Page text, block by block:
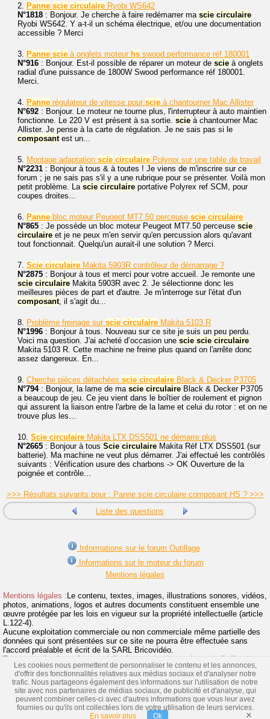
Vidéos|Location Outillage|Liens|Tout l'outillage|
Fabricants|Images
2. Panne scie circulaire Ryobi WS642
N°1818 : Bonjour. Je cherche à faire redémarrer ma scie circulaire
Ryobi WS642. Y a-t-il un schéma électrique, et/ou une documentation
accessible ? Merci
3. Panne scie à onglets moteur hs swood performance réf 180001
N°916 : Bonjour. Est-il possible de réparer un moteur de scie à onglets
radial d'une puissance de 1800W Swood performance réf 180001.
Merci.
4. Panne régulateur de vitesse pour scie à chantourner Mac Allister
N°692 : Bonjour. Le moteur ne tourne plus, l'interrupteur à auto maintien
fonctionne. Le 220 V est présent à sa sortie. scie à chantourner Mac
Allister. Je pense à la carte de régulation. Je ne sais pas si le
composant est un...
5. Montage adaptation scie circulaire Polyrex sur une table de travail
N°2231 : Bonjour à tous & à toutes ! Je viens de m'inscrire sur ce
forum ; je ne sais pas s'il y a une rubrique pour se présenter. Voilà mon
petit problème. La scie circulaire portative Polyrex ref SCM, pour
coupes droites...
6. Panne bloc moteur Peugeot MT7 50 perceuse scie circulaire
N°865 : Je possède un bloc moteur Peugeot MT7.50 perceuse scie
circulaire et je ne peux m'en servir qu'en percussion alors qu'avant
tout fonctionnait. Quelqu'un aurait-il une solution ? Merci.
7. Scie circulaire Makita 5903R contrôleur de démarrage ?
N°2875 : Bonjour à tous et merci pour votre accueil. Je remonte une
scie circulaire Makita 5903R avec 2. Je sélectionne donc les
meilleures pièces de part et d'autre. Je m'interroge sur l'état d'un
composant , il s'agit du...
8. Problème freinage sur scie circulaire Makita 5103 R
N°1996 : Bonjour à tous. Nouveau sur ce site je suis un peu perdu.
Voici ma question. J'ai acheté d’occasion une scie scie circulaire
Makita 5103 R. Cette machine ne freine plus quand on l'arrête donc
assez dangereux. En...
9. Cherche pièces détachées scie circulaire Black & Decker P3705
N°794: Bonjour, la lame de ma scie circulaire Black & Decker P3705
a beaucoup de jeu. Ce jeu vient dans le boîtier de roulement et pignon
qui assurent la liaison entre l'arbre de la lame et celui du rotor : et on ne
trouve plus les...
10. Scie circulaire Makita LTX DSS501 ne démarre plus
N°2665 : Bonjour à tous Scie circulaire Makita Réf LTX DSS501 (sur
batterie). Ma machine ne veut plus démarrer. J'ai effectué les contrôlés
suivants : Vérification usure des charbons -> OK Ouverture de la
poignée et contrôle...
>>> Résultats suivants pour : Panne scie circulaire composant HS ? >>>
Liste des questions
Informations sur le forum Outillage
Informations sur le moteur du forum
Mentions légales
Mentions légales :Le contenu, textes, images, illustrations sonores, vidéos,
photos, animations, logos et autres documents constituent ensemble une
œuvre protégée par les lois en vigueur sur la propriété intellectuelle (article
L.122-4).
Aucune exploitation commerciale ou non commerciale même partielle des
données qui sont présentées sur ce site ne pourra être effectuée sans
l'accord préalable et écrit de la SARL Bricovidéo.
Toute reproduction même partielle du contenu de ce site et de l'utilisation
de la marque Bricovidéo sans autorisation sont interdites et donneront suite
à des poursuites.>> Lire la suite
© Bricovidéo
Les cookies nous permettent de personnaliser le contenu et les annonces,
d'offrir des fonctionnalités relatives aux médias sociaux et d'analyser notre
trafic. Nous partageons également des informations sur l'utilisation de notre
site avec nos partenaires de médias sociaux, de publicité et d'analyse, qui
peuvent combiner celles-ci avec d'autres informations que vous leur avez
fournies ou qu'ils ont collectées lors de votre utilisation de leurs services.
En savoir plus
Ok ×